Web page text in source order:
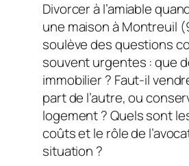
Divorcer à l’amiable
une maison à Montreuil
soulève des questions
souvent urgentes : que
immobilier ? Faut-il
part de l’autre, ou
logement ? Quels sont
coûts et le rôle de
situation ?